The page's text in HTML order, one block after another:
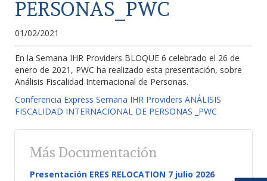
PERSONAS_PWC
01/02/2021
En la Semana IHR Providers BLOQUE 6 celebrado el 26 de
enero de 2021, PWC ha realizado esta presentación, sobre
Análisis Fiscalidad Internacional de Personas.
Conferencia Express Semana IHR Providers ANÁLISIS
FISCALIDAD INTERNACIONAL DE PERSONAS _PWC
Más Documentación
Presentación ERES RELOCATION 7 julio 2026